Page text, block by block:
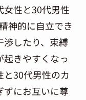
女性と30代男性
神的に自立でき
渉したり、束縛
起きやすくなっ
と30代男性のカ
ずにお互いに尊